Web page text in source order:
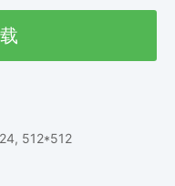
512*512